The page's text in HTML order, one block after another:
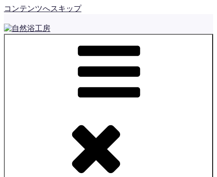
コンテンツへスキップ
佐賀で住まいの外構とお庭をつくっている とっても小さな